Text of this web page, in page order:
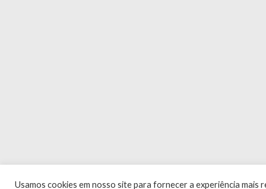
Usamos cookies em nosso site para fornecer a experiência